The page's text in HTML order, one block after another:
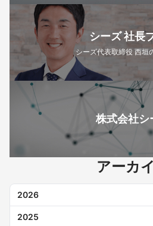
シーズ 社長
シーズ代表取締役 西垣
株式会社シ
アーカ
2026
2025